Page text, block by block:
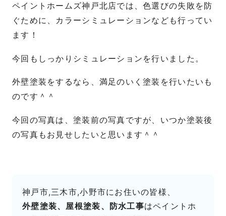
ペイントホームズ神戸北店では、色選びの失敗を防
ぐために、カラーシミュレーションなども行ってい
ます！
今回もしっかりシミュレーションを行いました。
外壁塗装をするなら、満足のいく塗装を行いたいも
のです＾＾
今回の写真は、塗装前の写真ですが、いつか塗装後
の写真もお見せしたいと思います＾＾
神戸市,三木市,小野市にお住いの皆様、
外壁塗装、屋根塗装、防水工事はペイントホ